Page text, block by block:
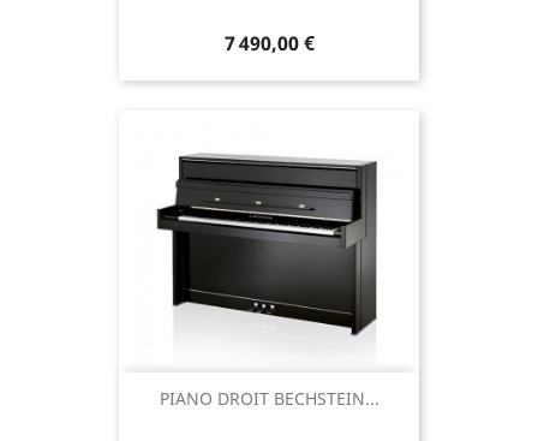
7 490,00 €
PIANO DROIT BECHSTEIN...